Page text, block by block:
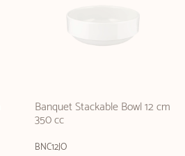
Banquet Stackable Bowl 12 cm
350 cc
BNC12JO